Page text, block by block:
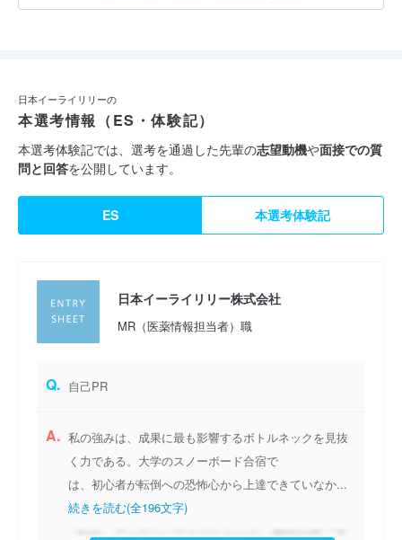
日本イーライリリーの
本選考情報（ES・体験記）
本選考体験記では、選考を通過した先輩の志望動機や面接での質
問と回答を公開しています。
ES 本選考体験記
日本イーライリリー株式会社
MR（医薬情報担当者）職
Q. 自己PR
A. 私の強みは、成果に最も影響するボトルネックを見抜
く力である。大学のスノーボード合宿で
は、初心者が転倒への恐怖心から上達できていなか...
続きを読む(全196文字)